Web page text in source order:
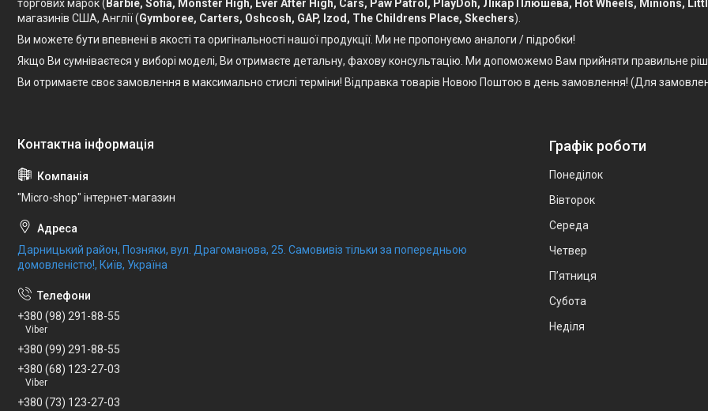
торгових марок (Barbie, Sofia, Monster High, Ever After High, Cars, Paw Patrol, PlayDoh, Лікар Плюшева, Hot Wheels, Minions,
магазинів США, Англії (Gymboree, Carters, Oshcosh, GAP, Izod, The Childrens Place, Skechers).
Ви можете бути впевнені в якості та оригінальності нашої продукції. Ми не пропонуємо аналоги / підробки!
Якщо Ви сумніваєтеся у виборі моделі, Ви отримаєте детальну, фахову консультацію. Ми допоможемо Вам прийняти правильне
Ви отримаєте своє замовлення в максимально стислі терміни! Відправка товарів Новою Поштою в день замовлення! (Для
"Micro-shop" інтернет-магазин
Дарницький район, Позняки, вул. Драгоманова, 25. Самовивіз тільки за попередньою
домовленістю!, Київ, Україна
+380 (98) 291-88-55
Viber
+380 (99) 291-88-55
+380 (68) 123-27-03
Viber
+380 (73) 123-27-03
Графік роботи
Понеділок
Вівторок
Середа
Четвер
Пʼятниця
Субота
Неділя